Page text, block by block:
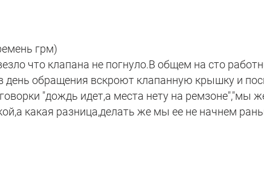
грм)
что клапана не погнуло.В общем на сто
обращения вскроют клапанную крышку и
"дождь идет,а места нету на ремзоне","мы
какая разница,делать же мы ее не начнем